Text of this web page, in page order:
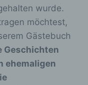
wurde.
möchtest,
Gästebuch
Geschichten
ehemaligen